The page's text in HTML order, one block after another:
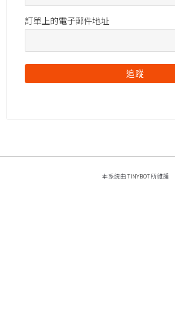
訂單上的電子郵件地址
追蹤
本系統由 TINYBOT所維護